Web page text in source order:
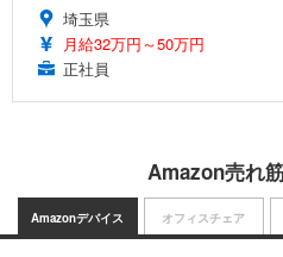
埼玉県
月給32万円～50万円
正社員
Amazon売れ
Amazonデバイス オフィスチェア